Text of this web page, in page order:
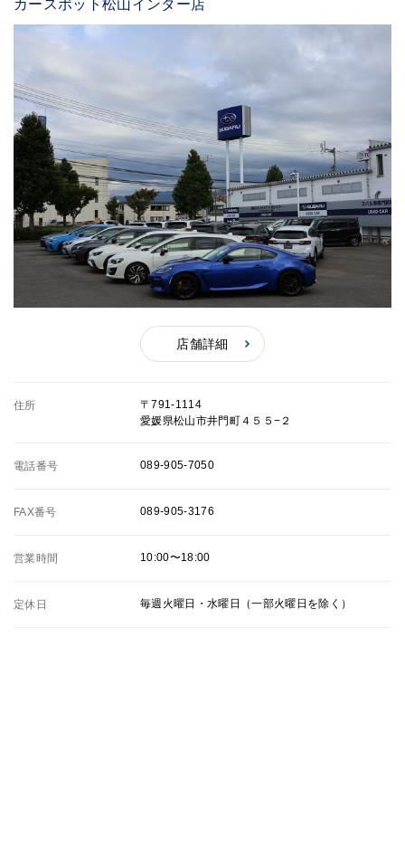
カースポット松山インター店
店舗詳細
住所
〒791-1114
愛媛県松山市井門町４５５−２
電話番号 089-905-7050
FAX番号 089-905-3176
営業時間 10:00〜18:00
定休日 毎週火曜日・水曜日（一部火曜日を除く）